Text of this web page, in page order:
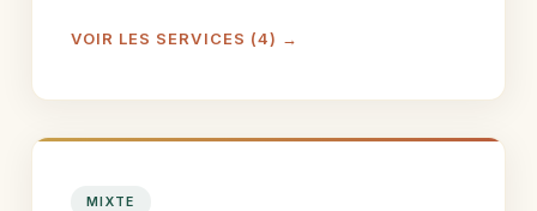
VOIR LES SERVICES (4) →
MIXTE